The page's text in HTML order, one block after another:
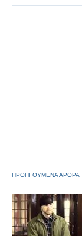
ΠΡΟΗΓΟΥΜΕΝΑ ΑΡΘΡΑ